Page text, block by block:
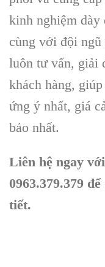
kinh nghiệm dày
cùng với đội ngũ
luôn tư vấn, giải
khách hàng,
ứng ý nhất, giá
bảo nhất.
Liên hệ ngay
0963.379.379
tiết.